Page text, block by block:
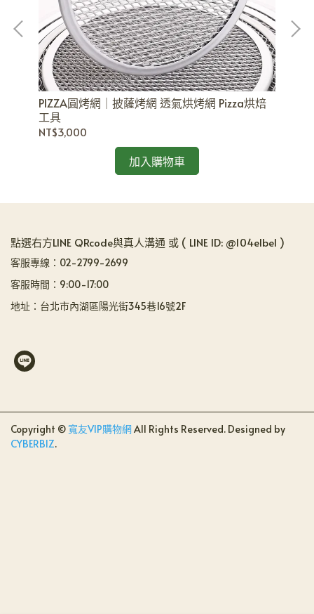
PIZZA圓烤網｜披薩烤網 透氣烘烤網 Pizza烘焙
工具
NT$3,000
加入購物車
點選右方LINE QRcode與真人溝通 或 ( LINE ID: @104elbel )
客服專線：02-2799-2699
客服時間：9:00-17:00
地址：台北市內湖區陽光街345巷16號2F
Copyright © 寬友VIP購物網All Rights Reserved. Designed by
CYBERBIZ.